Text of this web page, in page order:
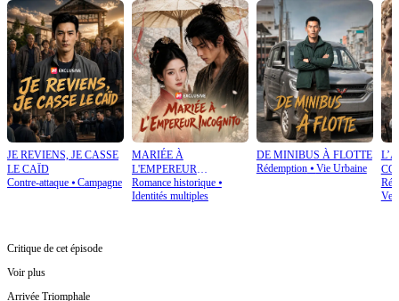
JE REVIENS, JE CASSE
LE CAÏD
Contre-attaque ⦁ Campagne
MARIÉE À
L'EMPEREUR
INCOGNITO
Romance historique⦁
Identités multiples
DE MINIBUS À FLOTTE
Rédemption⦁ Vie Urbaine
Critique de cet épisode
Voir plus
Arrivée Triomphale